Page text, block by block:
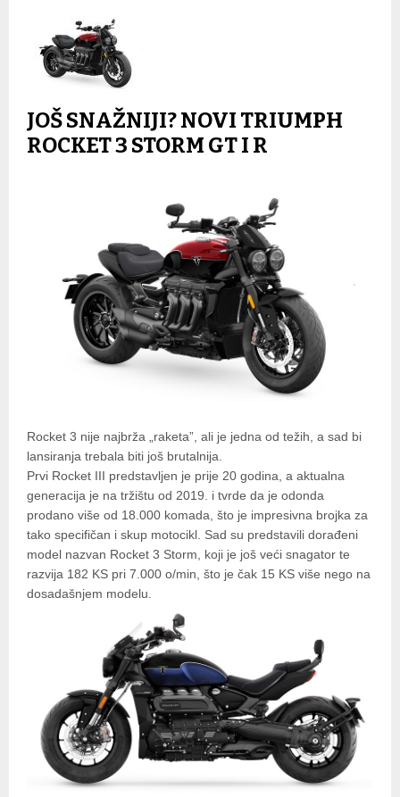
JOŠ SNAŽNIJI? NOVI TRIUMPH
ROCKET 3 STORM GT I R
Rocket 3 nije najbrža „raketa”, ali je jedna od težih, a sad bi
lansiranja trebala biti još brutalnija.
Prvi Rocket III predstavljen je prije 20 godina, a aktualna
generacija je na tržištu od 2019. i tvrde da je odonda
prodano više od 18.000 komada, što je impresivna brojka za
tako specifičan i skup motocikl. Sad su predstavili dorađeni
model nazvan Rocket 3 Storm, koji je još veći snagator te
razvija 182 KS pri 7.000 o/min, što je čak 15 KS više nego na
dosadašnjem modelu.